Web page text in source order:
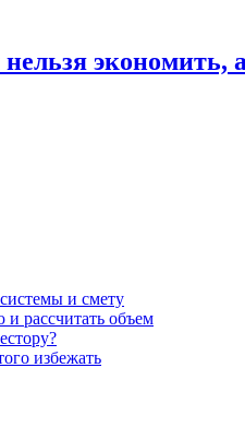
экономить,
и смету
рассчитать объем
избежать